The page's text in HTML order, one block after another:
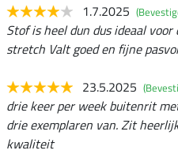
1.7.2025
Stof is heel dun dus ideaal
stretch Valt goed en fijne
23.5.2025
drie keer per week buitenrit
drie exemplaren van. Zit
kwaliteit